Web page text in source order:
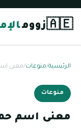
🇦🇪زووم
الرئيسية/منوعات/معنى
منوعات
معنى اسم